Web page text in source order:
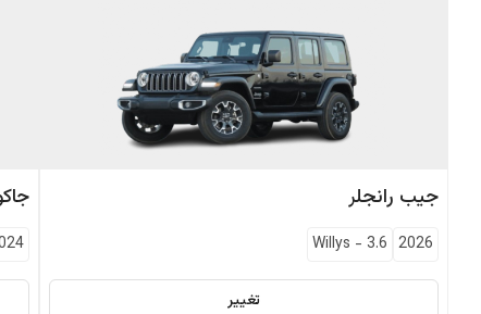
جيب رانجلر
2026
Willys - 3.6
تغيير